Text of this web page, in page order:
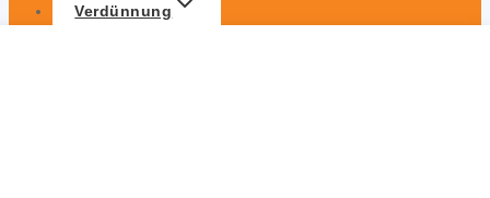
Verdünnung